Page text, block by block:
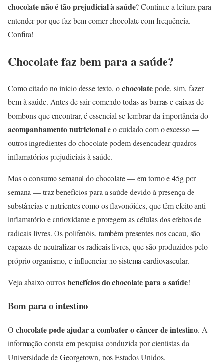
chocolate não é tão prejudicial à saúde? Continue a leitura para
entender por que faz bem comer chocolate com frequência.
Confira!
Chocolate faz bem para a saúde?
Como citado no início desse texto, ochocolatepode, sim, fazer
bem à saúde. Antes de sair comendo todas as barras e caixas de
bombons que encontrar, é essencial se lembrar da importância do
acompanhamento nutricionale o cuidado com o excesso —
outros ingredientes do chocolate podem desencadear quadros
inflamatórios prejudiciais à saúde.
Mas o consumo semanal do chocolate — em torno e 45g por
semana — traz benefícios para a saúde devido à presença de
substâncias e nutrientes como os flavonóides, que têm efeito anti-
inflamatório e antioxidante e protegem as células dos efeitos de
radicais livres. Os polifenóis, também presentes nos cacau, são
capazes de neutralizar os radicais livres, que são produzidos pelo
próprio organismo, e influenciar no sistema cardiovascular.
Veja abaixo outrosbenefícios do chocolate para a saúde!
Bom para o intestino
O chocolate pode ajudar a combater o câncer de intestino. A
informação consta em pesquisa conduzida por cientistas da
Universidade de Georgetown, nos Estados Unidos.